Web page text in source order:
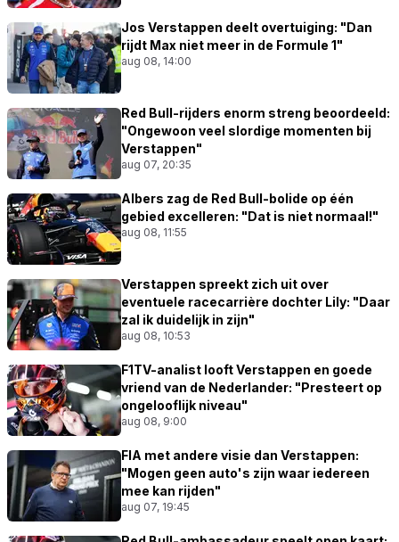
Jos Verstappen deelt overtuiging: "Dan
rijdt Max niet meer in de Formule 1"
aug 08, 14:00
Red Bull-rijders enorm streng beoordeeld:
"Ongewoon veel slordige momenten bij
Verstappen"
aug 07, 20:35
Albers zag de Red Bull-bolide op één
gebied excelleren: "Dat is niet normaal!"
aug 08, 11:55
Verstappen spreekt zich uit over
eventuele racecarrière dochter Lily: "Daar
zal ik duidelijk in zijn"
aug 08, 10:53
F1TV-analist looft Verstappen en goede
vriend van de Nederlander: "Presteert op
ongelooflijk niveau"
aug 08, 9:00
FIA met andere visie dan Verstappen:
"Mogen geen auto's zijn waar iedereen
mee kan rijden"
aug 07, 19:45